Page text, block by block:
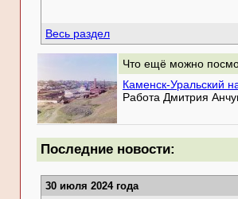
Весь раздел
Что ещё можно
Каменск-Уральский
Работа Дмитрия
Последние новости:
30 июля 2024 года